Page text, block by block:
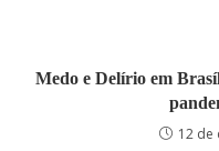
Medo e Delírio em
12 de